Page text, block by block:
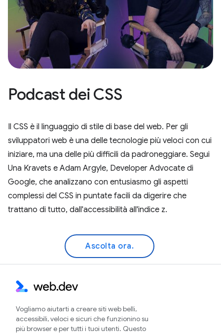
Podcast dei CSS
Il CSS è il linguaggio di stile di base del web. Per gli
sviluppatori web è una delle tecnologie più veloci con cui
iniziare, ma una delle più difficili da padroneggiare. Segui
Una Kravets e Adam Argyle, Developer Advocate di
Google, che analizzano con entusiasmo gli aspetti
complessi del CSS in puntate facili da digerire che
trattano di tutto, dall'accessibilità all'indice z.
Ascolta ora.
Vogliamo aiutarti a creare siti web belli,
accessibili, veloci e sicuri che funzionino su
più browser e per tutti i tuoi utenti. Questo